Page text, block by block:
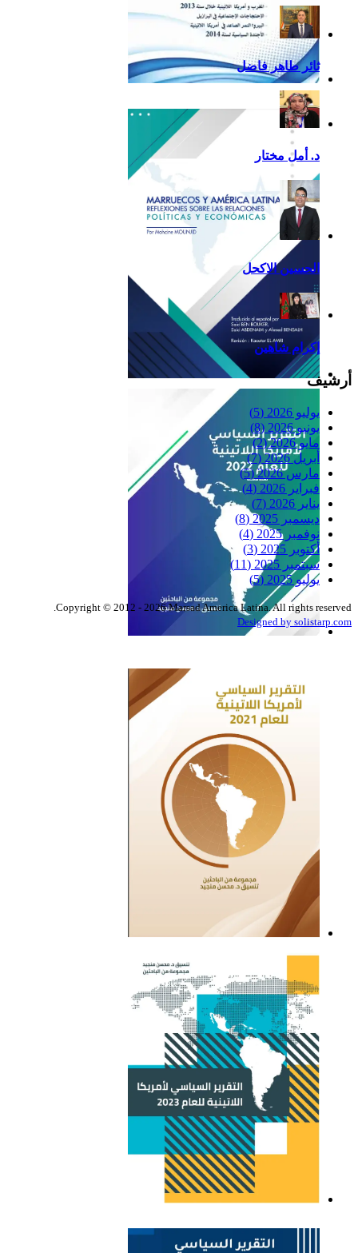
تقرير أمريكا اللاتينية لسنة
2013
Reflexiones
اللاتينية للعام 2023
ثائر طاهر فاضل
د. أمل مختار
الحسين الاكحل
إكرام شاهين
أرشيف
يوليو 2026
(5)
يونيو 2026
(8)
مايو 2026
(2)
أبريل 2026
(7)
مارس 2026
(5)
فبراير 2026
(4)
يناير 2026
(7)
ديسمبر 2025
(8)
نوفمبر 2025
(4)
أكتوبر 2025
(3)
سبتمبر 2025
(11)
يوليو 2025
(5)
Copyright © 2012 - 2026 Marsad America Latina. All rights reserved.
Designed by solistarp.com